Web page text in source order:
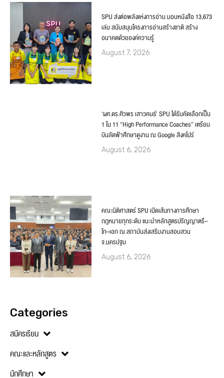
SPU ส่งต่อพลังแห่งการอ่าน มอบหนังสือ 13,673
เล่ม สนับสนุนโครงการอ่านสร้างชาติ สร้าง
อนาคตด้วยองค์ความรู้
August 7, 2026
‘ผศ.ดร.ศิวพร เสาวคนธ์’ SPU ได้รับคัดเลือกเป็น
1 ใน 11 “High Performance Coaches” เตรียม
บินลัดฟ้าศึกษาดูงาน ณ Google สิงคโปร์
August 6, 2026
คณะนิติศาสตร์ SPU เปิดเส้นทางการศึกษา
กฎหมายทุกระดับ แนะนำหลักสูตรปริญญาตรี–
โท–เอก ณ สถาบันส่งเสริมงานสอบสวน
จ.นครปฐม
August 6, 2026
Categories
สมัครเรียน
คณะและหลักสูตร
นักศึกษา